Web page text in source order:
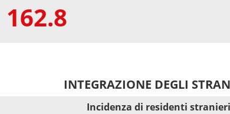
162.8
INTEGRAZIONE DEGLI
Incidenza di residenti stranieri